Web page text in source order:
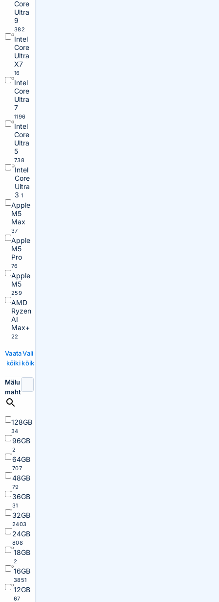
Core
Ultra
9
382
Intel
Core
Ultra
X7
16
Intel
Core
Ultra
7
1196
Intel
Core
Ultra
5
738
Intel
Core
Ultra
3 1
Apple
M5
Max
37
Apple
M5
Pro
76
Apple
M5
259
AMD
Ryzen
AI
Max+
22
Vaata
kõiki
Vali
kõik
Mälu
maht
128GB
34
96GB
2
64GB
707
48GB
79
36GB
31
32GB
2403
24GB
808
18GB
2
16GB
3851
12GB
67